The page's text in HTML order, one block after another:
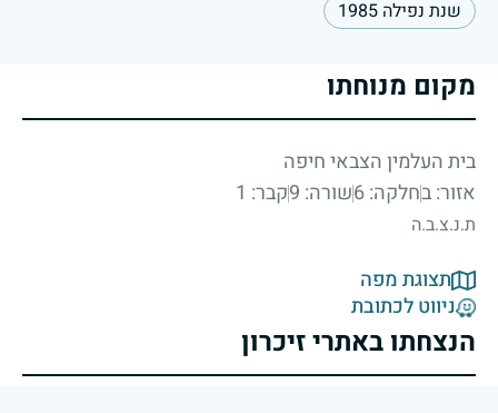
שנת נפילה 1985
מקום מנוחתו
בית העלמין הצבאי חיפה
אזור: בחלקה: 6 שורה: 9 קבר: 1
ת.נ.צ.ב.ה
תצוגת מפה
ניווט לכתובת
הנצחתו באתרי זיכרון